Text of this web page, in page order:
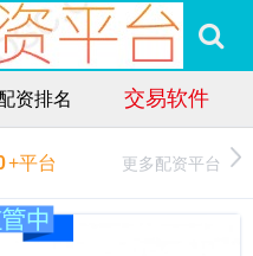
资排名 交易软件
+平台 更多配资平台